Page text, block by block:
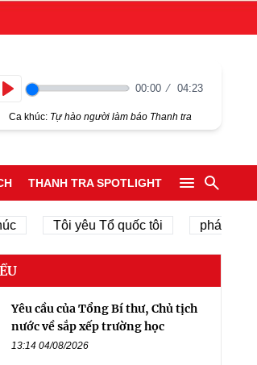
00:00 04:23
Ca khúc: Tự hào người làm báo Thanh tra
THANH TRA SPOTLIGHT
Tôi yêu Tổ quốc tôi phát triển
Yêu cầu của Tổng Bí thư, Chủ tịch
nước về sắp xếp trường học
13:14 04/08/2026